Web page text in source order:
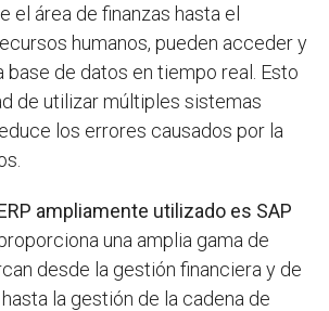
el área de finanzas hasta el
humanos, pueden acceder y
de datos en tiempo real. Esto
de utilizar múltiples sistemas
los errores causados por la
ampliamente utilizado es SAP
una amplia gama de
desde la gestión financiera y de
la gestión de la cadena de